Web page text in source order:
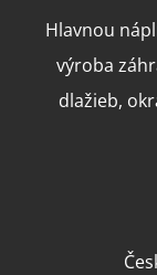
Hlavnou
výroba
dlažieb,